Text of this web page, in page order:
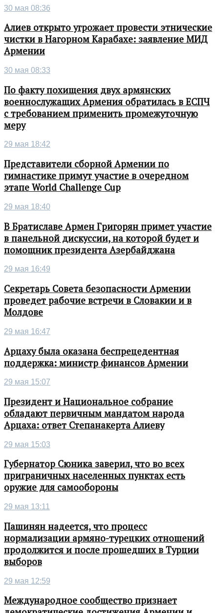
30 мая 08:36
Алиев открыто угрожает провести этнические
чистки в Нагорном Карабахе: заявление МИД
Армении
30 мая 08:33
По факту похищения двух армянских
военнослужащих Армения обратилась в ЕСПЧ
с требованием применить промежуточную
меру
29 мая 18:42
Представители сборной Армении по
гимнастике примут участие в очередном
этапе World Challenge Cup
29 мая 18:40
В Братиславе Армен Григорян примет участие
в панельной дискуссии, на которой будет и
помощник президента Азербайджана
29 мая 16:49
Секретарь Совета безопасности Армении
проведет рабочие встречи в Словакии и в
Молдове
29 мая 16:47
Арцаху была оказана беспрецедентная
поддержка: министр финансов Армении
29 мая 15:07
Президент и Национальное собрание
обладают первичным мандатом народа
Арцаха: ответ Степанакерта Алиеву
29 мая 15:03
Губернатор Сюника заверил, что во всех
приграничных населенных пунктах есть
оружие для самообороны
29 мая 13:11
Пашинян надеется, что процесс
нормализации армяно-турецких отношений
продолжится и после прошедших в Турции
выборов
29 мая 12:59
Международное сообщество признает